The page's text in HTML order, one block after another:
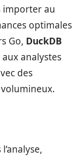
importer au
optimales
Go, DuckDB
analystes
des